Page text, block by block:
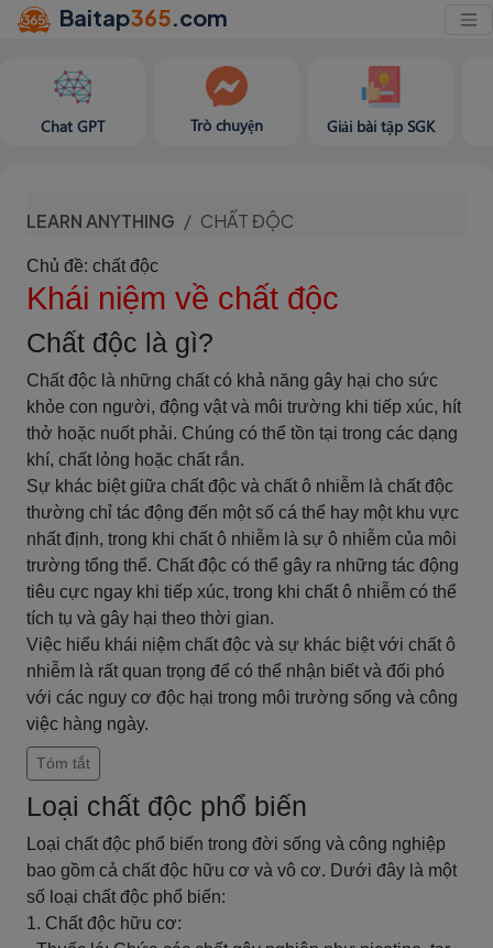
Baitap365.com
Chat GPT Trò chuyện Giải bài tập SGK
LEARN ANYTHING CHẤT ĐỘC
Chủ đề: chất độc
Khái niệm về chất độc
Chất độc là gì?
Chất độc là những chất có khả năng gây hại cho sức
khỏe con người, động vật và môi trường khi tiếp xúc, hít
thở hoặc nuốt phải. Chúng có thể tồn tại trong các dạng
khí, chất lỏng hoặc chất rắn.
Sự khác biệt giữa chất độc và chất ô nhiễm là chất độc
thường chỉ tác động đến một số cá thể hay một khu vực
nhất định, trong khi chất ô nhiễm là sự ô nhiễm của môi
trường tổng thể. Chất độc có thể gây ra những tác động
tiêu cực ngay khi tiếp xúc, trong khi chất ô nhiễm có thể
tích tụ và gây hại theo thời gian.
Việc hiểu khái niệm chất độc và sự khác biệt với chất ô
nhiễm là rất quan trọng để có thể nhận biết và đối phó
với các nguy cơ độc hại trong môi trường sống và công
việc hàng ngày.
Tóm tắt
Loại chất độc phổ biến
Loại chất độc phổ biến trong đời sống và công nghiệp
bao gồm cả chất độc hữu cơ và vô cơ. Dưới đây là một
số loại chất độc phổ biến:
1. Chất độc hữu cơ: